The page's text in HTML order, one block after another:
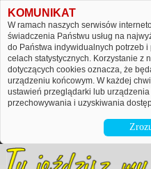
KOMUNIKAT
W ramach naszych serwisów
świadczenia Państwu usług na
do Państwa indywidualnych potrzeb
celach statystycznych. Korzystanie z
dotyczących cookies oznacza, że
urządzeniu końcowym. W każdej
ustawień przeglądarki lub
przechowywania i uzyskiwania